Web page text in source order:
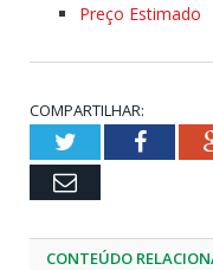
Preço Estimado
COMPARTILHAR:
Twitter
Email
CONTEÚDO